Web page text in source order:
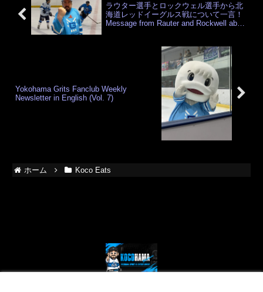
ラウター選手とロックウェル選手から北
海道レッドイーグルス戦について一言！
Message from Rauter and Rockwell about
Yokohama Grits Fanclub Weekly
Newsletter in English (Vol. 7)
ホーム Koco Eats